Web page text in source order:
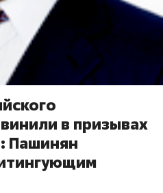
в призывах
Пашинян